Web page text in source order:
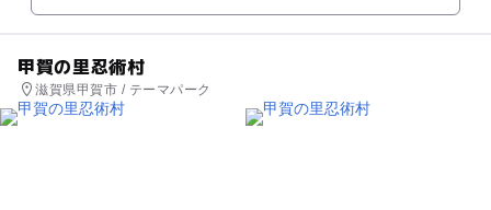
甲賀の里忍術村
滋賀県甲賀市 / テーマパーク